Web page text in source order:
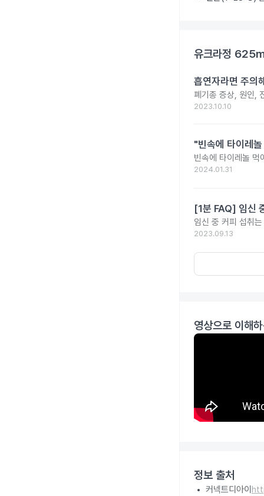
유크라정
흡연자라면 주의
폐기종 증상, 원인,
2023.10.10
"빈속에 타이레
빈속에 타이레놀 먹
2024.01.31
[1분 FAQ] 임신
임신 중 커피 섭취
2023.09.13
영상으로 이해
정보 출처
커넥트디아이